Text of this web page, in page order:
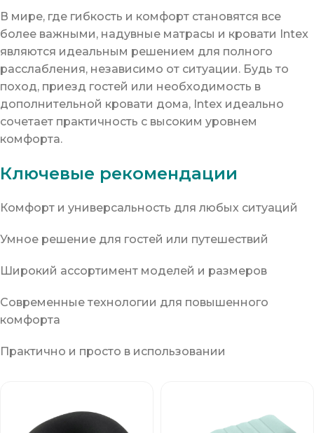
В мире, где гибкость и комфорт становятся все
более важными, надувные матрасы и кровати Intex
являются идеальным решением для полного
расслабления, независимо от ситуации. Будь то
поход, приезд гостей или необходимость в
дополнительной кровати дома, Intex идеально
сочетает практичность с высоким уровнем
комфорта.
Ключевые рекомендации
Комфорт и универсальность для любых ситуаций
Умное решение для гостей или путешествий
Широкий ассортимент моделей и размеров
Современные технологии для повышенного
комфорта
Практично и просто в использовании